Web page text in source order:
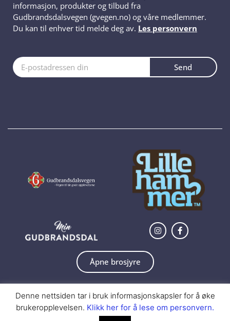
informasjon, produkter og tilbud fra
Gudbrandsdalsvegen (gvegen.no) og våre medlemmer.
Du kan til enhver tid melde deg av. Les personvern
Send
Åpne brosjyre
Utviklet av Sandbakken Design
Denne nettsiden tar i bruk informasjonskapsler for å øke
brukeropplevelsen. Klikk her for å lese om personvern.